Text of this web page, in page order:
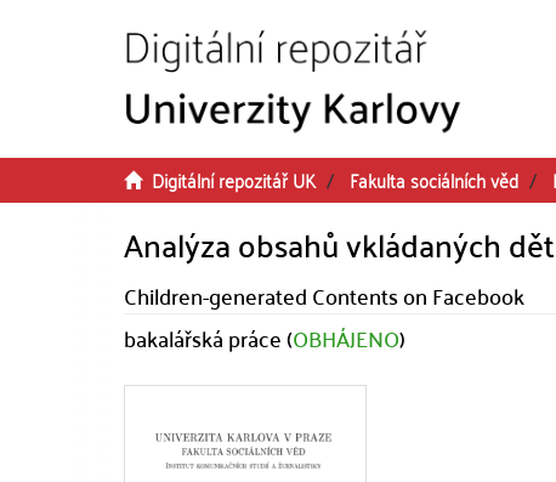
Digitální repozitář UK Fakulta sociálních věd
Analýza obsahů vkládaných
Children-generated Contents on Facebook
bakalářská práce (OBHÁJENO)